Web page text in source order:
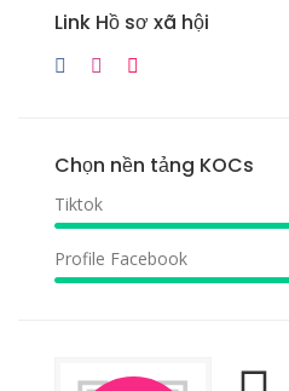
Link Hồ sơ xã hội
Chọn nền tảng KOCs
Tiktok
Profile Facebook